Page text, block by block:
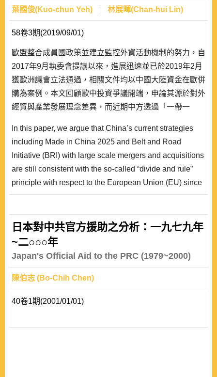
葉國俊(Kuo-chun Yeh) 林展暉(Chan-hui Lin)
58卷3期(2019/09/01)
歐盟整合成員國政策並建立監控外資活動機制的努力，自
2017年9月執委會提議以來，進展迅速並已於2019年2月
獲歐洲議會立法通過，相關文件均以中國大陸資金在歐併
購為案例。本文回顧歐中投資爭議開端，申論其源於對外
經貿與產業發展理念差異，而近期中方透過「一帶一
同時解決產能過剩與產業升級目標，使雙邊爭端白熱化。
除前述中方政策對歐盟可能影響外，本文亦將討論歐盟因
應策略，中方可能反制措施，以及當前情勢對於歐中雙方
In this paper, we argue that China’s current strategies
including Made in China 2025 and Belt and Road
Initiative (BRI) with large scale mergers and acquisitions
are still consistent with the so-called “divide and rule”
principle with respect to the European Union (EU) since
2005. Furthermore, there will be some leading and
though the problems of overcapacity and inefficiency still
exist. On the basis of the bilateral trade and investment
日本對中共官方援助之分析：一九七九年
~二○○○年
Japan's Official Aid to the PRC (1979~2000)
陳伯志 (Bo-Chih Chen)
40卷1期(2001/01/01)